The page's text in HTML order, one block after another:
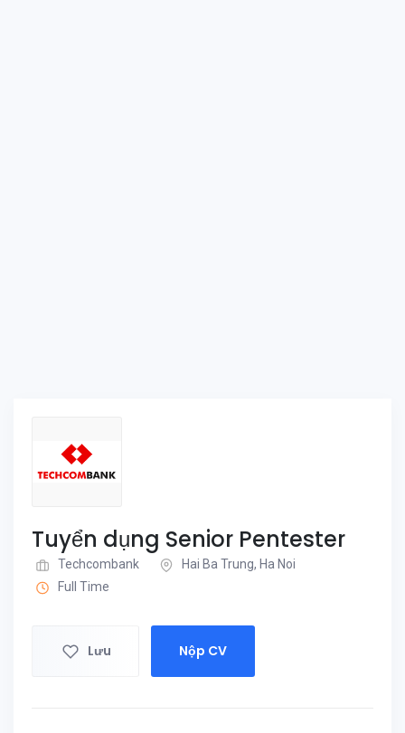
Tuyển dụng Senior Pentester
Techcombank
Hai Ba Trung, Ha Noi
Full Time
Lưu Nộp CV